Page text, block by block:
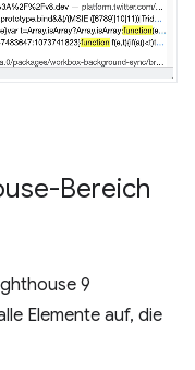
Bereich
9
Elemente auf, die